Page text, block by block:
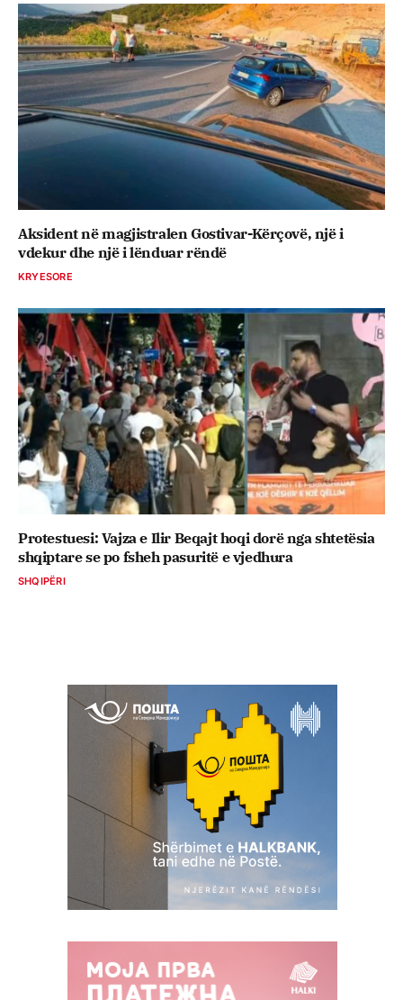
Aksident në magjistralen Gostivar-Kërçovë, një i
vdekur dhe një i lënduar rëndë
KRYESORE
Protestuesi: Vajza e Ilir Beqajt hoqi dorë nga shtetësia
shqiptare se po fsheh pasuritë e vjedhura
SHQIPËRI